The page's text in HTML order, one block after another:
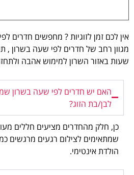
אין לכם זמן לזוגיות ? מחפשים חדרים
מגוון רחב של חדרים לפי שעה בשרון ,
שעות באזור השרון למימוש אהבה
האם יש חדרים לפי שעה בשרון
לבן/בת הזוג?
כן, חלק מהחדרים מציעים חללים
שמתאימים לצילום רגעים מרגשים
הולדת אינטימי.